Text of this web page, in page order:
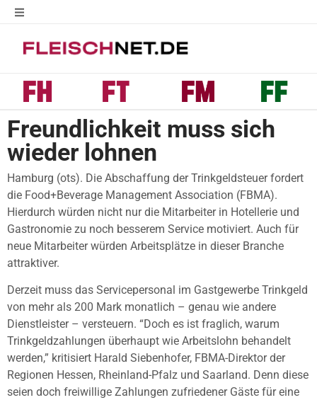
Freundlichkeit muss sich
wieder lohnen
Hamburg (ots). Die Abschaffung der Trinkgeldsteuer fordert
die Food+Beverage Management Association (FBMA).
Hierdurch würden nicht nur die Mitarbeiter in Hotellerie und
Gastronomie zu noch besserem Service motiviert. Auch für
neue Mitarbeiter würden Arbeitsplätze in dieser Branche
attraktiver.
Derzeit muss das Servicepersonal im Gastgewerbe Trinkgeld
von mehr als 200 Mark monatlich – genau wie andere
Dienstleister – versteuern. “Doch es ist fraglich, warum
Trinkgeldzahlungen überhaupt wie Arbeitslohn behandelt
werden,” kritisiert Harald Siebenhofer, FBMA-Direktor der
Regionen Hessen, Rheinland-Pfalz und Saarland. Denn diese
seien doch freiwillige Zahlungen zufriedener Gäste für eine